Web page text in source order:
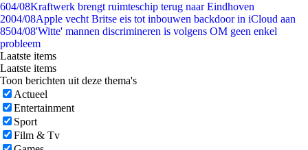
604/08Kraftwerk brengt ruimteschip terug naar Eindhoven
2004/08Apple vecht Britse eis tot inbouwen backdoor in iCloud aan
8504/08'Witte' mannen discrimineren is volgens OM geen enkel
probleem
Laatste items
Laatste items
Toon berichten uit deze thema's
Actueel
Entertainment
Sport
Film & Tv